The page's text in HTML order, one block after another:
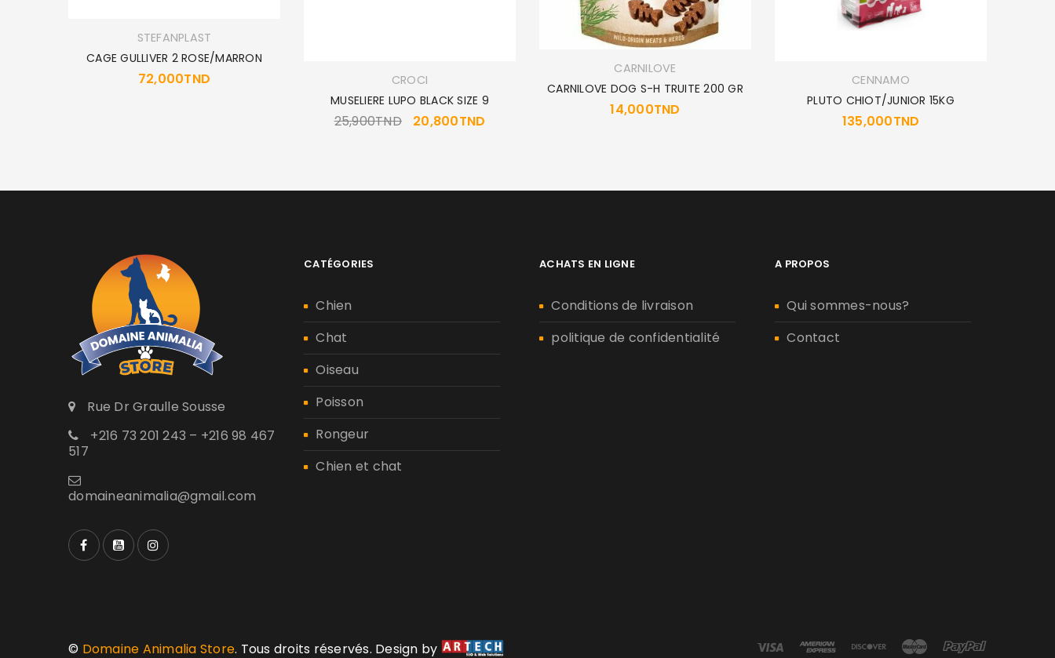
STEFANPLAST
CAGE GULLIVER 2 ROSE/MARRON
72,000TND
CROCI
MUSELIERE LUPO BLACK SIZE 9
25,900TND 20,800TND
CARNILOVE
CARNILOVE DOG S-H TRUITE 200 GR
14,000TND
CENNAMO
PLUTO CHIOT/JUNIOR 15KG
135,000TND
Rue Dr Graulle Sousse
+216 73 201 243 – +216 98 467
517
domaineanimalia@gmail.com
CATÉGORIES
Chien
Chat
Oiseau
Poisson
Rongeur
Chien et chat
ACHATS EN LIGNE
Conditions de livraison
politique de confidentialité
A PROPOS
Qui sommes-nous?
Contact
© Domaine Animalia Store. Tous droits réservés. Design by